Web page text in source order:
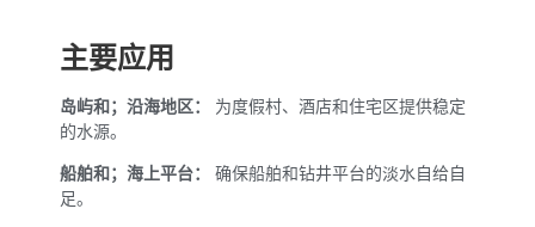
主要应用
岛屿和；沿海地区：
为度假村、酒店和住宅区提供稳定
的水源。
船舶和；海上平台：
确保船舶和钻井平台的淡水自给自
足。